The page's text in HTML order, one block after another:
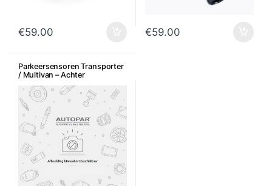
€59.00 €59.00
Parkeersensoren Transporter
/ Multivan – Achter